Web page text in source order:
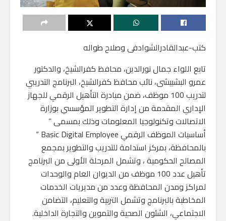
كتب-عبدالقادرالشوادفى وصلاح طواله
تابع اللواء جمال نورالدين، محافظ كفرالشيخ، والدكتور
عمرو البشبيشى، نائب محافظ كفرالشيخ، البرنامج التدريبي
لتدريب 100 موظف، ضمن مبادرة التأهيل الرقمي للجهاز
الإداري المقدمة من إدارة التطوير المؤسسي بوزارة
الاتصالات وتكنولوجيا المعلومات وذلك بمسمى ”
أساسيات الموظف الرقمي Basic Digital Employee “
بالمحافظة، بمركز استدامة للتدريب والتطوير بمجمع
المصالح الحكومية ، وتشمل المرحلة الأولى من البرنامج
تأهيل عدد 100 موظف من الديوان العام والوحدات
لمراكز ومدن المحافظة وعدد من مديريات الخدمات
المخاطبة بالبرنامج وتشمل التربية والتعليم، التضامن
الاجتماعي، الشئون الصحية والتموين والتجارة الداخلية.